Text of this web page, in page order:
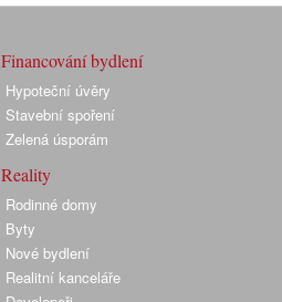
Financování bydlení
Hypoteční úvěry
Stavební spoření
Zelená úsporám
Reality
Rodinné domy
Byty
Nové bydlení
Realitní kanceláře